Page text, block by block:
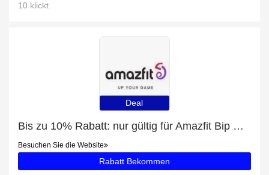
10 klickt
Deal
Bis zu 10% Rabatt: nur gültig für Amazfit Bip U Pro
Besuchen Sie die Website
Rabatt Bekommen